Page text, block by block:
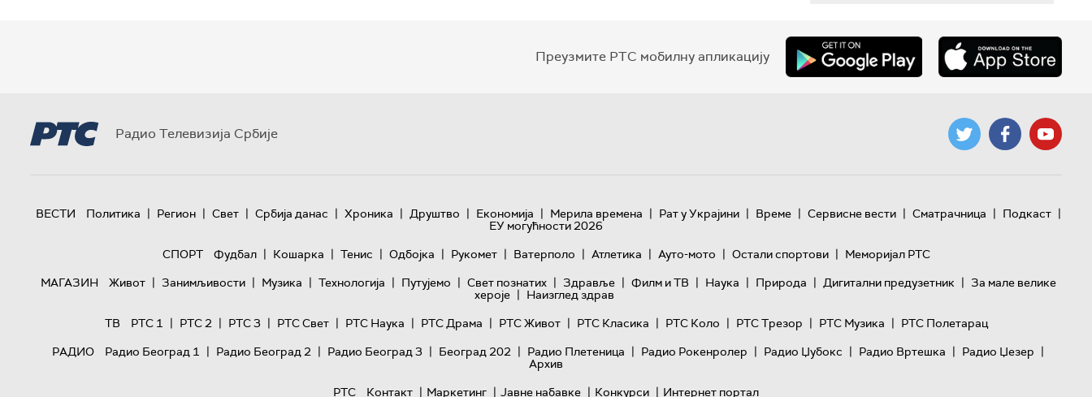
Преузмите РТС мобилну апликацију
Радио Телевизија Србије
ВЕСТИ Политика | Регион | Свет | Србија данас | Хроника | Друштво | Економија | Мерила времена | Рат у Украјини | Време | Сервисне вести | Сматрачница | Подкаст |
ЕУ могућности 2026
СПОРТ
Фудбал | Кошарка | Тенис | Одбојка | Рукомет | Ватерполо | Атлетика | Ауто-мото | Остали спортови | Меморијал РТС
МАГАЗИН
Живот | Занимљивости | Музика | Технологијa | Путујемо | Свет познатих | Здравље | Филм и ТВ | Наука | Природа | Дигитални предузетник | За мале велике
хероје | Наизглед здрав
ТВ
РТС 1 | РТС 2 | РТС 3 | РТС Свет | РТС Наука | РТС Драма | РТС Живот | РТС Класика | РТС Коло | РТС Трезор | РТС Музика | РТС Полетарац
РАДИО
Радио Београд 1 | Радио Београд 2 | Радио Београд 3 | Београд 202 | Радио Плетеница | Радио Рокенролер | Радио Џубокс | Радио Вртешка | Радио Џезер |
Архив
РТС
Контакт | Маркетинг | Јавне набавке | Конкурси | Интернет портал